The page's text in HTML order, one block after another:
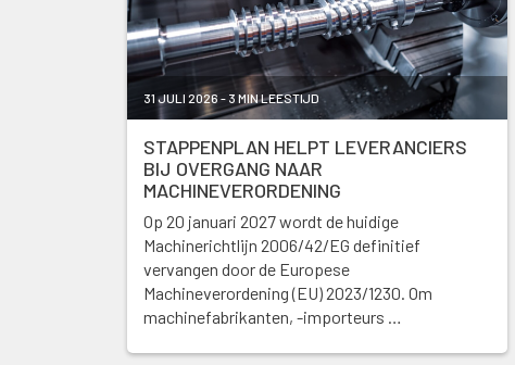
31 JULI 2026 - 3 MIN LEESTIJD
STAPPENPLAN HELPT LEVERANCIERS
BIJ OVERGANG NAAR
MACHINEVERORDENING
Op 20 januari 2027 wordt de huidige
Machinerichtlijn 2006/42/EG definitief
vervangen door de Europese
Machineverordening (EU) 2023/1230. Om
machinefabrikanten, -importeurs …